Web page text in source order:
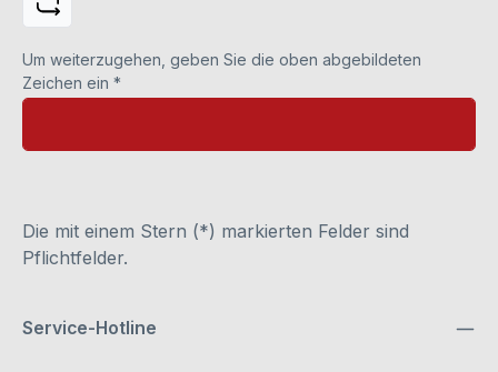
Um weiterzugehen, geben Sie die oben abgebildeten
Zeichen ein *
Die mit einem Stern (*) markierten Felder sind
Pflichtfelder.
Service-Hotline